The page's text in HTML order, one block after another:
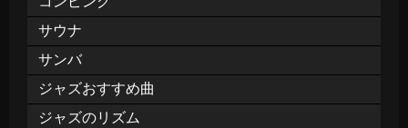
サウナ
サンバ
ジャズおすすめ曲
ジャズのリズム